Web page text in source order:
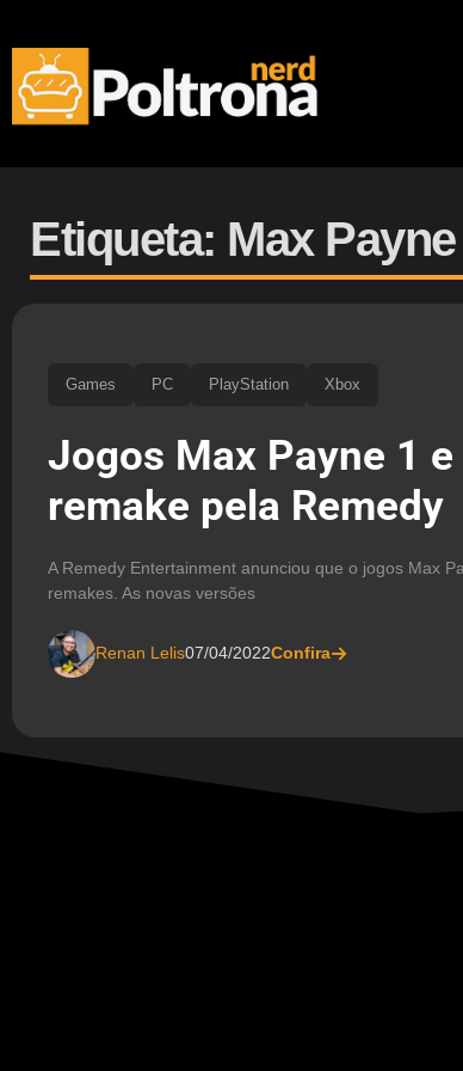
Etiqueta: Max
Games PC PlayStation Xbox
Jogos Max Payne 1
remake pela Remedy
A Remedy Entertainment anunciou que o jogos Max
remakes. As novas versões
Renan Lelis07/04/2022Confira